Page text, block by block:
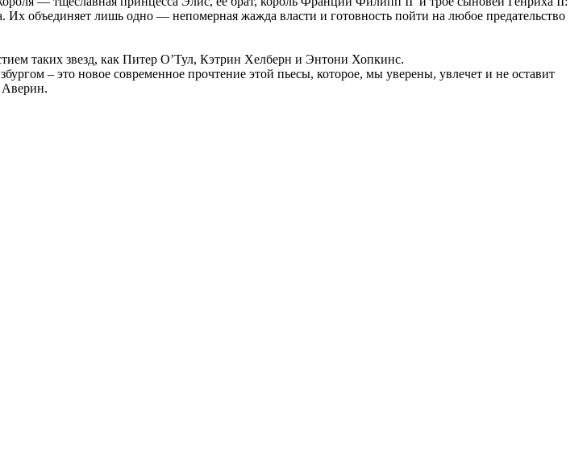
объединяет лишь одно — непомерная жажда власти и готовность пойти на любое предательство
таких звезд, как Питер О’Тул, Кэтрин Хелберн и Энтони Хопкинс.
– это новое современное прочтение этой пьесы, которое, мы уверены, увлечет и не оставит
Аверин.